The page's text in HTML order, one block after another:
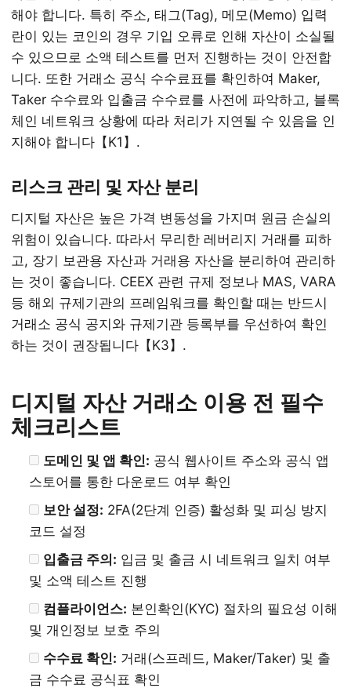
해야 합니다. 특히 주소, 태그(Tag), 메모(Memo) 입력
란이 있는 코인의 경우 기입 오류로 인해 자산이 소실될
수 있으므로 소액 테스트를 먼저 진행하는 것이 안전합
니다. 또한 거래소 공식 수수료표를 확인하여 Maker,
Taker 수수료와 입출금 수수료를 사전에 파악하고, 블록
체인 네트워크 상황에 따라 처리가 지연될 수 있음을 인
지해야 합니다【K1】.
리스크 관리 및 자산 분리
디지털 자산은 높은 가격 변동성을 가지며 원금 손실의
위험이 있습니다. 따라서 무리한 레버리지 거래를 피하
고, 장기 보관용 자산과 거래용 자산을 분리하여 관리하
는 것이 좋습니다. CEEX 관련 규제 정보나 MAS, VARA
등 해외 규제기관의 프레임워크를 확인할 때는 반드시
거래소 공식 공지와 규제기관 등록부를 우선하여 확인
하는 것이 권장됩니다【K3】.
디지털 자산 거래소 이용 전 필수
체크리스트
도메인 및 앱 확인: 공식 웹사이트 주소와 공식 앱
스토어를 통한 다운로드 여부 확인
보안 설정: 2FA(2단계 인증) 활성화 및 피싱 방지
코드 설정
입출금 주의: 입금 및 출금 시 네트워크 일치 여부
및 소액 테스트 진행
컴플라이언스: 본인확인(KYC) 절차의 필요성 이해
및 개인정보 보호 주의
수수료 확인: 거래(스프레드, Maker/Taker) 및 출
금 수수료 공식표 확인